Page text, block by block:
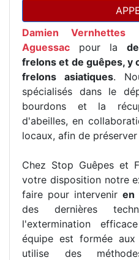
Damien Vernhettes
Aguessac pour la
frelons et de guêpes, y
frelons asiatiques.
spécialisés dans le
bourdons et la
d'abeilles, en
locaux, afin de
Chez Stop Guêpes et
votre disposition notre
faire pour intervenir en
des dernières
l'extermination
équipe est formée aux
utilise des